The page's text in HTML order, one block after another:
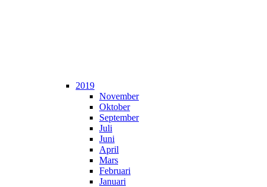
2019
November
Oktober
September
Juli
Juni
April
Mars
Februari
Januari